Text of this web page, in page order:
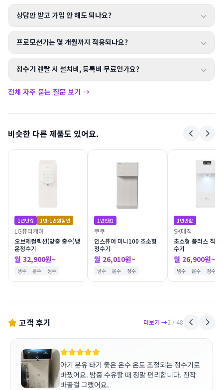
상담만 받고 가입 안 해도 되나요?
프로모션가는 몇 개월까지 적용되나요?
정수기 렌탈 시 설치비, 등록비 무료인가요?
전체 자주 묻는 질문 보기 →
비슷한 다른 제품도 있어요.
1년반값 1년-1만원할인
LG퓨리케어
오브제컬렉션(맞춤 출수)냉
온정수기
월 32,900원~
냉수 온수 정수
1년반값
쿠쿠
인스퓨어 미니100 초소형
정수기
월 26,010원~
냉수 온수 정수
1년반값
SK매직
초소형 플러스 직수
수기
월 26,900원~
냉수 온수 정수
고객 후기 더보기 →2 / 48
아기 분유 타기 좋은 온수 온도 조절되는 정수기로
바꿨어요. 밤중 수유할 때 정말 편리합니다. 진작
바꿀걸 그랬어요.